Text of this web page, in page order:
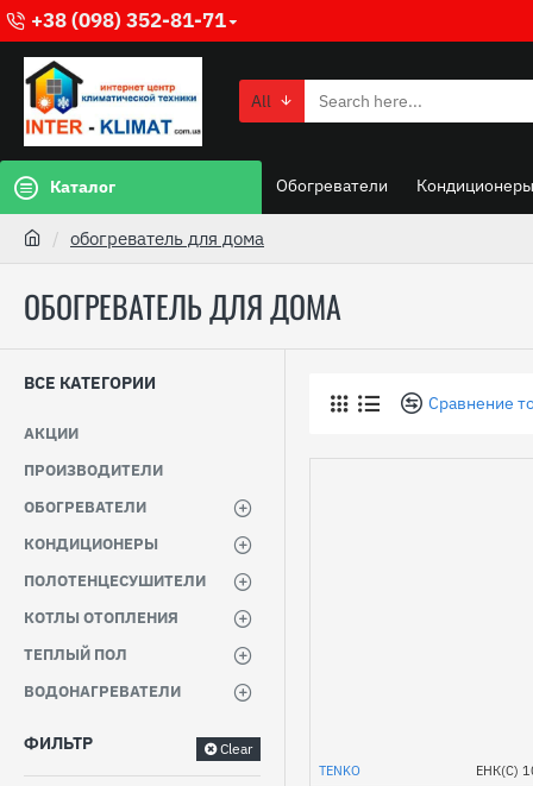
+38 (098) 352-81-71
All
Каталог Обогреватели Кондиционеры
обогреватель для дома
ОБОГРЕВАТЕЛЬ ДЛЯ ДОМА
ВСЕ КАТЕГОРИИ
АКЦИИ
ПРОИЗВОДИТЕЛИ
ОБОГРЕВАТЕЛИ
КОНДИЦИОНЕРЫ
ПОЛОТЕНЦЕСУШИТЕЛИ
КОТЛЫ ОТОПЛЕНИЯ
ТЕПЛЫЙ ПОЛ
ВОДОНАГРЕВАТЕЛИ
ФИЛЬТР Clear
Сравнение
TENKO ЕНК(С)